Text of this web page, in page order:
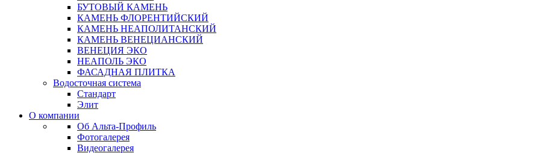
БУТОВЫЙ КАМЕНЬ
КАМЕНЬ ФЛОРЕНТИЙСКИЙ
КАМЕНЬ НЕАПОЛИТАНСКИЙ
КАМЕНЬ ВЕНЕЦИАНСКИЙ
ВЕНЕЦИЯ ЭКО
НЕАПОЛЬ ЭКО
ФАСАДНАЯ ПЛИТКА
Водосточная система
Стандарт
Элит
О компании
Об Альта-Профиль
Фотогалерея
Видеогалерея